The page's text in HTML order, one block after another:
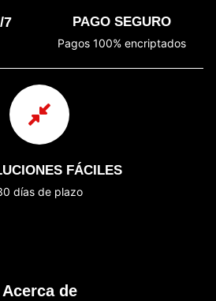
7 PAGO SEGURO
Pagos 100% encriptados
FÁCILES
días de plazo
Acerca de